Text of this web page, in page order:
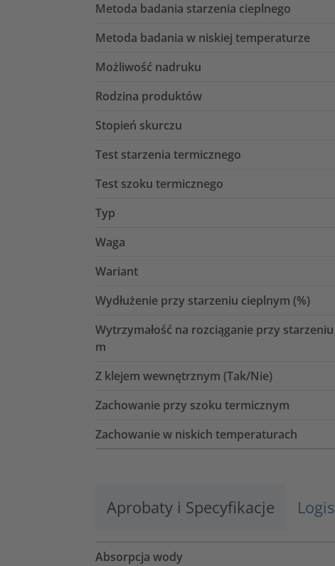
Metoda badania starzenia cieplnego
Metoda badania w niskiej temperaturze
Możliwość nadruku
Rodzina produktów
Stopień skurczu
Test starzenia termicznego
Test szoku termicznego
Typ
Waga
Wariant
Wydłużenie przy starzeniu cieplnym (%)
Wytrzymałość na rozciąganie przy
m
Z klejem wewnętrznym (Tak/Nie)
Zachowanie przy szoku termicznym
Zachowanie w niskich temperaturach
Aprobaty i Specyfikacje
Absorpcja wody